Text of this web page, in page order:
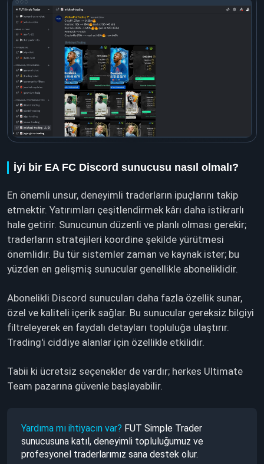
İyi bir EA FC Discord sunucusu nasıl olmalı?
En önemli unsur, deneyimli traderların ipuçlarını takip
etmektir. Yatırımları çeşitlendirmek kârı daha istikrarlı
hale getirir. Sunucunun düzenli ve planlı olması gerekir;
traderların stratejileri koordine şekilde yürütmesi
önemlidir. Bu tür sistemler zaman ve kaynak ister; bu
yüzden en gelişmiş sunucular genellikle aboneliklidir.
Abonelikli Discord sunucuları daha fazla özellik sunar,
özel ve kaliteli içerik sağlar. Bu sunucular gereksiz bilgiyi
filtreleyerek en faydalı detayları topluluğa ulaştırır.
Trading'i ciddiye alanlar için özellikle etkilidir.
Tabii ki ücretsiz seçenekler de vardır; herkes Ultimate
Team pazarına güvenle başlayabilir.
Yardıma mı ihtiyacın var? FUT Simple Trader
sunucusuna katıl, deneyimli topluluğumuz ve
profesyonel traderlarımız sana destek olur.